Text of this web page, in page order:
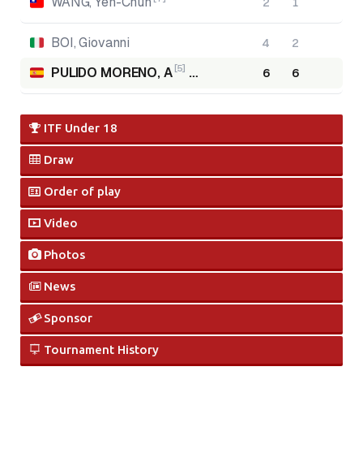
BOI, Giovanni 4 2
PULIDO MORENO, A [5] 6 6
ITF Under 18
Draw
Order of play
Video
Photos
News
Sponsor
Tournament History